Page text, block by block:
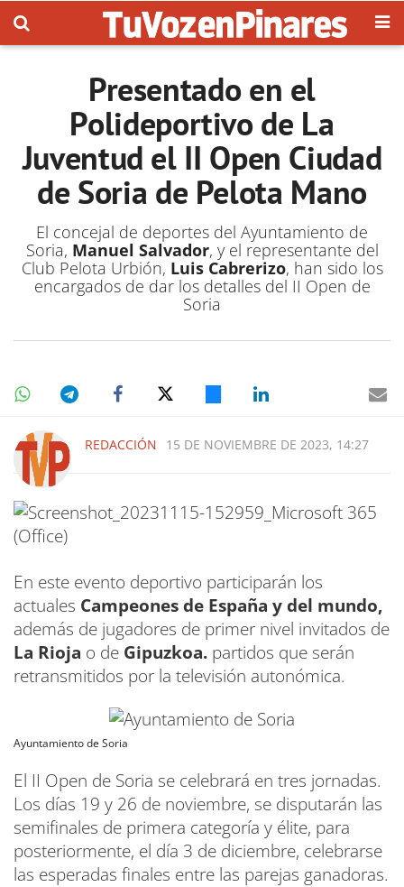
Presentado en el
Polideportivo de La
Juventud el II Open Ciudad
de Soria de Pelota Mano
El concejal de deportes del Ayuntamiento de
Soria, Manuel Salvador, y el representante del
Club Pelota Urbión, Luis Cabrerizo, han sido los
encargados de dar los detalles del II Open de
Soria
REDACCIÓN 15 DE NOVIEMBRE DE 2023, 14:27
En este evento deportivo participarán los
actuales Campeones de España y del mundo,
además de jugadores de primer nivel invitados de
La Rioja o de Gipuzkoa. partidos que serán
retransmitidos por la televisión autonómica.
Ayuntamiento de Soria
El II Open de Soria se celebrará en tres jornadas.
Los días 19 y 26 de noviembre, se disputarán las
semifinales de primera categoría y élite, para
posteriormente, el día 3 de diciembre, celebrarse
las esperadas finales entre las parejas ganadoras.